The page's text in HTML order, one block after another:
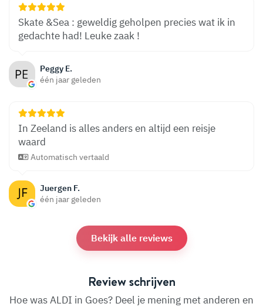
Peggy E.
één jaar geleden
Skate &Sea : geweldig geholpen precies wat ik in
gedachte had! Leuke zaak !
Juergen F.
één jaar geleden
In Zeeland is alles anders en altijd een reisje
waard
Automatisch vertaald
Bekijk alle reviews
Review schrijven
Hoe was ALDI in Goes? Deel je mening met anderen en